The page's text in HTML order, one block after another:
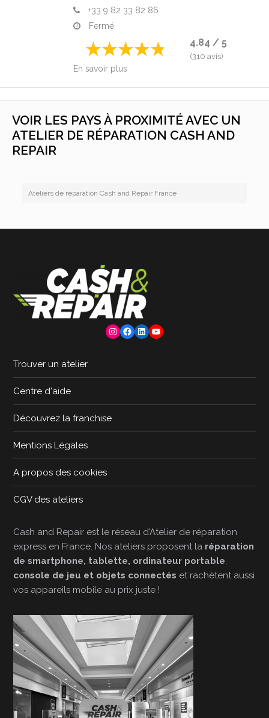
+33 9 82 33 82 86
Fermé
4.84 / 5
(310 avis)
En savoir plus
VOIR LES PAYS À PROXIMITÉ AVEC UN
ATELIER DE RÉPARATION CASH AND
REPAIR
Ateliers de réparation Cash and Repair France
Instagram
Facebook
LinkedInYouTube
Trouver un atelier
Centre d'aide
Découvrez la franchise
Mentions Légales
A propos des cookies
CGV des ateliers
Cash and Repair est le réseau d’Atelier de réparation
express en France. Nos ateliers proposent la réparation
de smartphone, tablette, ordinateur portable
console de jeu et objets connectés et rachètent aussi
vos appareils mobile au prix juste !